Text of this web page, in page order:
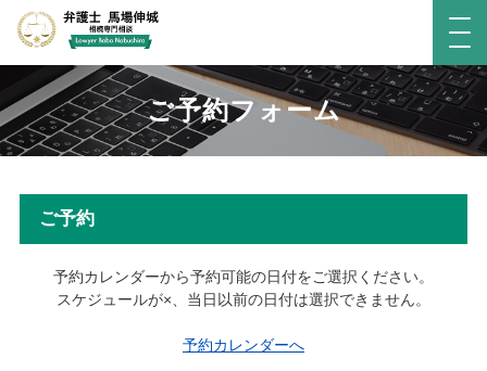
ご予約フォーム
ご予約
予約カレンダーから予約可能の日付をご選択ください。
スケジュールが×、当日以前の日付は選択できません。
予約カレンダーへ